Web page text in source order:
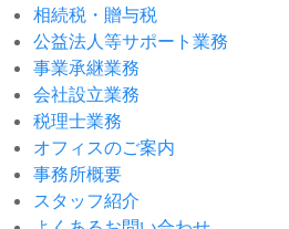
相続税・贈与税
公益法人等サポート業務
事業承継業務
会社設立業務
税理士業務
オフィスのご案内
事務所概要
スタッフ紹介